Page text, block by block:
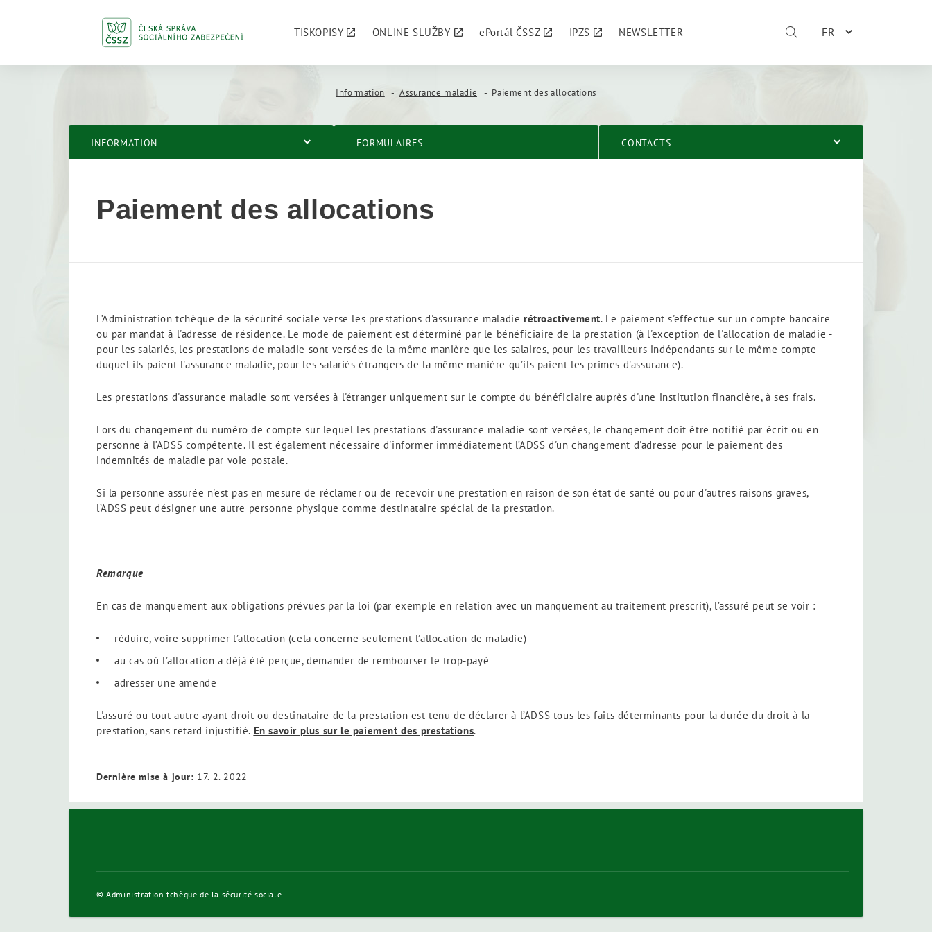
TISKOPISY ONLINE SLUŽBY ePortál ČSSZ IPZS NEWSLETTER FR
Information Assurance maladie Paiement des allocations
INFORMATION FORMULAIRES CONTACTS
Paiement des allocations
L’Administration tchèque de la sécurité sociale verse les prestations d'assurance maladie rétroactivement. Le paiement s'effectue sur un compte bancaire
ou par mandat à l'adresse de résidence. Le mode de paiement est déterminé par le bénéficiaire de la prestation (à l'exception de l'allocation de maladie -
pour les salariés, les prestations de maladie sont versées de la même manière que les salaires, pour les travailleurs indépendants sur le même compte
duquel ils paient l'assurance maladie, pour les salariés étrangers de la même manière qu’ils paient les primes d'assurance).
Les prestations d'assurance maladie sont versées à l'étranger uniquement sur le compte du bénéficiaire auprès d'une institution financière, à ses frais.
Lors du changement du numéro de compte sur lequel les prestations d'assurance maladie sont versées, le changement doit être notifié par écrit ou en
personne à l’ADSS compétente. Il est également nécessaire d'informer immédiatement l’ADSS d'un changement d'adresse pour le paiement des
indemnités de maladie par voie postale.
Si la personne assurée n'est pas en mesure de réclamer ou de recevoir une prestation en raison de son état de santé ou pour d'autres raisons graves,
l’ADSS peut désigner une autre personne physique comme destinataire spécial de la prestation.
Remarque
En cas de manquement aux obligations prévues par la loi (par exemple en relation avec un manquement au traitement prescrit), l’assuré peut se voir :
réduire, voire supprimer l’allocation (cela concerne seulement l’allocation de maladie)
au cas où l’allocation a déjà été perçue, demander de rembourser le trop-payé
adresser une amende
L'assuré ou tout autre ayant droit ou destinataire de la prestation est tenu de déclarer à l’ADSS tous les faits déterminants pour la durée du droit à la
prestation, sans retard injustifié. En savoir plus sur le paiement des prestations.
Dernière mise à jour: 17. 2. 2022
© Administration tchèque de la sécurité sociale